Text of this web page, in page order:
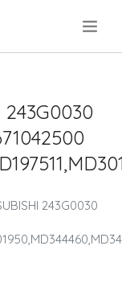
243G0030
243G0030